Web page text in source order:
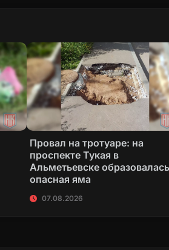
Провал на тротуаре: на
проспекте Тукая в
Альметьевске образовалась
опасная яма
07.08.2026